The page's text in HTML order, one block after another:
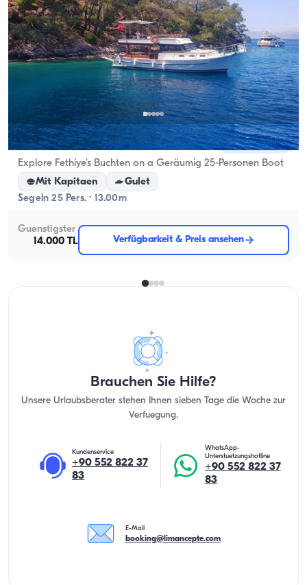
Fethiye, Muğla Neues Boot
Explore Fethiye’s Buchten on a Geräumig 25-Personen Boot
Mit Kapitaen
Gulet
Segeln 25 Pers. · 13.00m
Guenstigster
14.000 TL
Verfügbarkeit & Preis ansehen
Brauchen Sie Hilfe?
Unsere Urlaubsberater stehen Ihnen sieben Tage die Woche zur
Verfuegung.
Kundenservice
+90 552 822 37
83
WhatsApp-
Unterstuetzungshotline
+90 552 822 37
83
E-Mail
booking@limancepte.com